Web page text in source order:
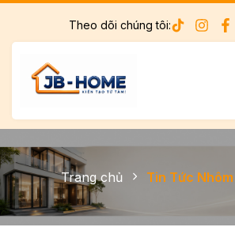
Theo dõi chúng tôi:
Trang chủ Tin Tức